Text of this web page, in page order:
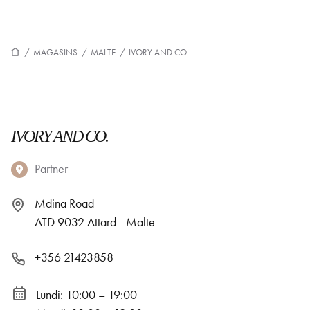
/ MAGASINS / MALTE / IVORY AND CO.
IVORY AND CO.
Partner
Mdina Road
ATD 9032 Attard - Malte
+356 21423858
Lundi: 10:00 – 19:00